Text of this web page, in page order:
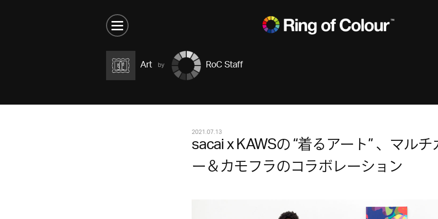
Art RoC Staff
2021.07.13
sacai x KAWSの “着るアート” 、マル
ー＆カモフラのコラボレーション